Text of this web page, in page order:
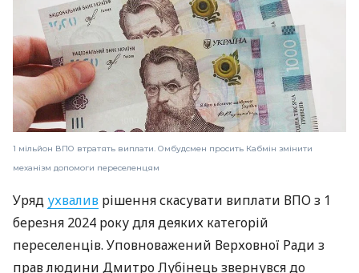
1 мільйон ВПО втратять виплати. Омбудсмен просить Кабмін змінити
механізм допомоги переселенцям
Уряд ухвалив рішення скасувати виплати ВПО з 1
березня 2024 року для деяких категорій
переселенців. Уповноважений Верховної Ради з
прав людини Дмитро Лубінець звернувся до